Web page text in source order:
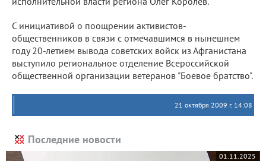
С инициативой о поощрении активистов-
общественников в связи с отмечавшимся в нынешнем
году 20-летием вывода советских войск из Афганистана
выступило региональное отделение Всероссийской
общественной организации ветеранов "Боевое братство".
21 октября 2009 г. 14:08
Последние новости
01.11.2025